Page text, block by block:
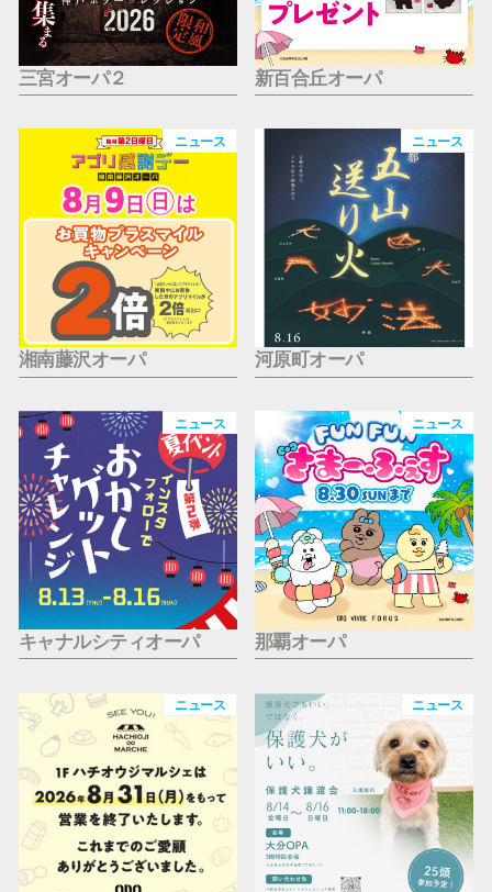
三宮オーパ２ 新百合丘オーパ
ニュース
湘南藤沢オーパ
ニュース
河原町オーパ
ニュース
キャナルシティオーパ
ニュース
那覇オーパ
ニュース ニュース